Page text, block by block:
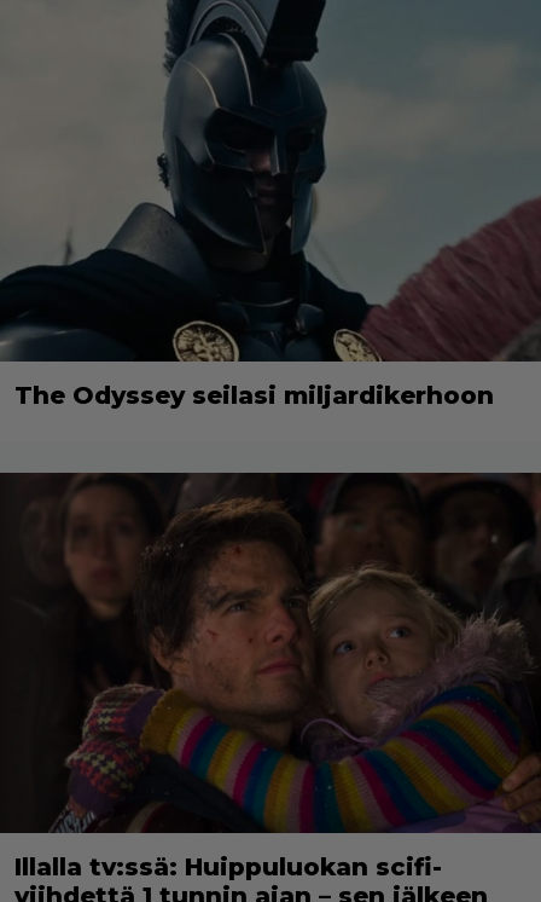
The Odyssey seilasi miljardikerhoon
Illalla tv:ssä: Huippuluokan scifi-